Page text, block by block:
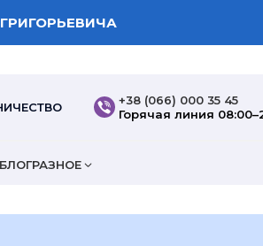
+38 (066) 000 35 45
Горячая линия
БЛОГРАЗНОЕ